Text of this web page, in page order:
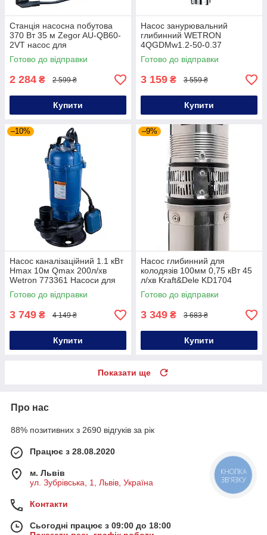
Станція насосна побутова
370 Вт 35 м Zegor AU-QB60-
2VT насос для
перекачування чистої води
Готово до відправки
2 284 ₴ 2 599 ₴
Купити
Насос занурювальний
глибинний WETRON
4QGDMw1.2-50-0.37
шнековий Ø96 мм для
свердловини
Готово до відправки
3 159 ₴ 3 559 ₴
Купити
–10%
Насос каналізаційний 1.1 кВт
Hmax 10м Qmax 200л/хв
Wetron 773361 Насоси для
відведення стічних вод
Готово до відправки
3 749 ₴ 4 149 ₴
Купити
–9%
Насос глибинний для
колодязів 100мм 0,75 кВт 45
л/хв Kraft&Dele KD1704
глибинний насос
занурювальний
Готово до відправки
3 349 ₴ 3 683 ₴
Купити
Показати ще
Про нас
88% позитивних з 2690 відгуків за рік
Працює з 28.08.2020
м. Львів
ул. Зубрівська, 1, Львів, Україна
Контакти
Сьогодні працює з 09:00 до 18:00
КНОПКА
ЗВ'ЯЗКУ